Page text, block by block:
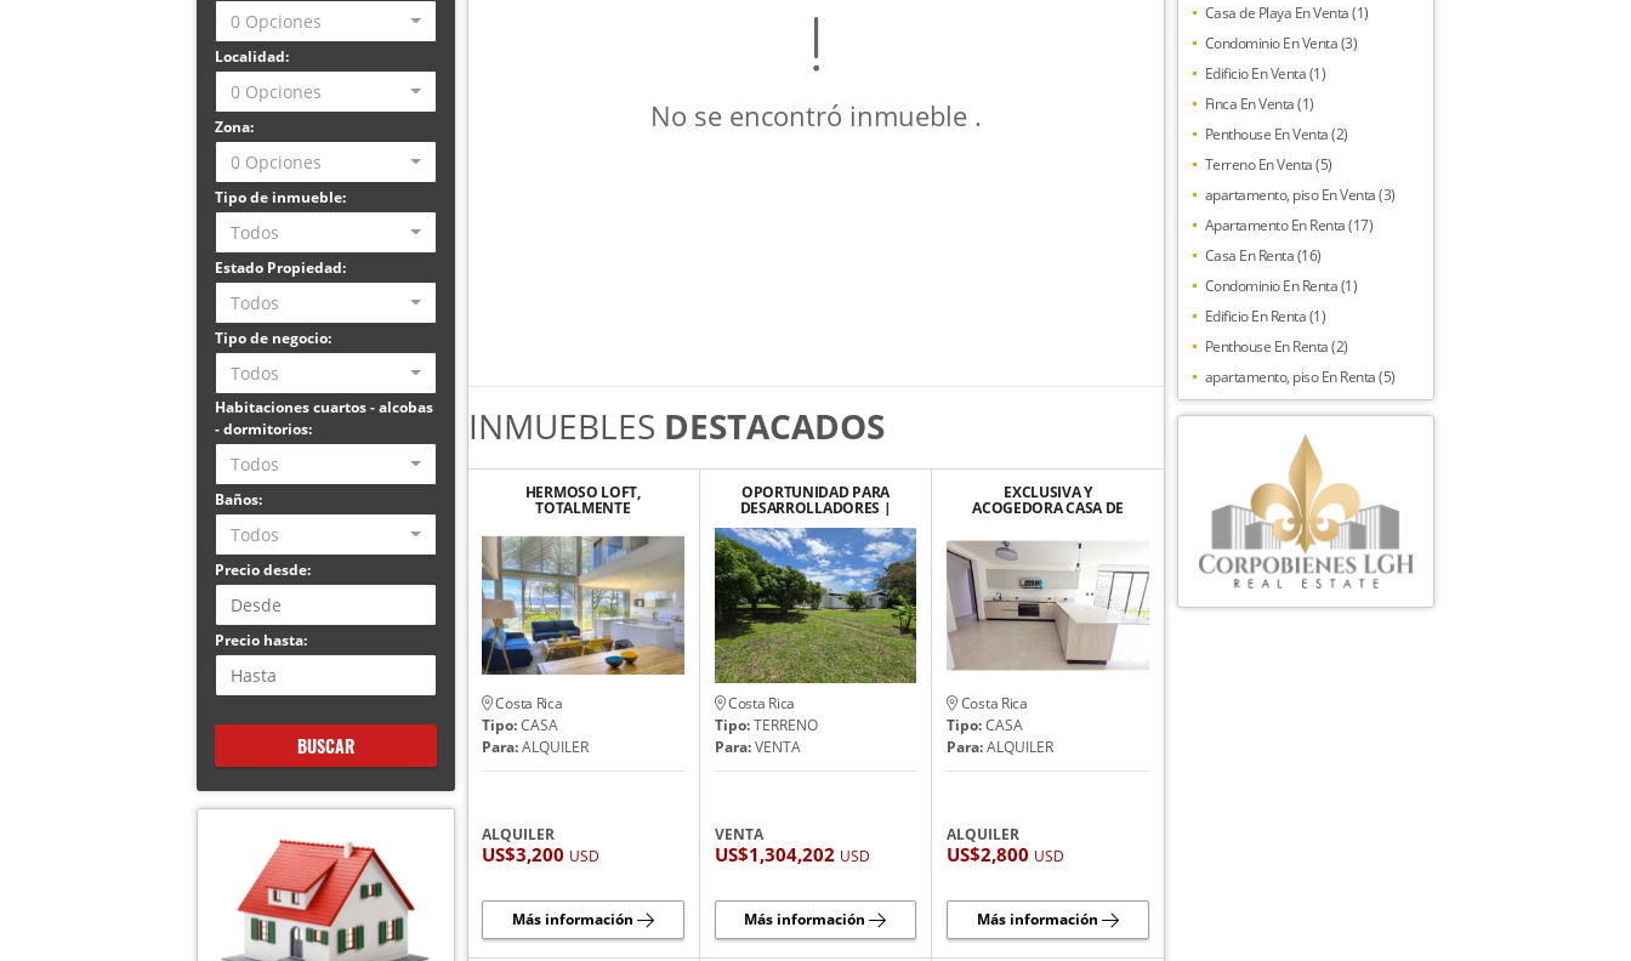
0 Opciones
Localidad:
0 Opciones
Zona:
0 Opciones
Tipo de inmueble:
Todos
Estado Propiedad:
Todos
Tipo de negocio:
Todos
Habitaciones cuartos - alcobas
- dormitorios:
Todos
Baños:
Todos
Precio desde:
Precio hasta:
BUSCAR
No se encontró inmueble .
INMUEBLES DESTACADOS
HERMOSO LOFT,
TOTALMENTE
EN SAN RAFAEL DE
ESCAZU
Costa Rica
Tipo:CASA
Para:ALQUILER
ALQUILER
US$3,200 USD
Más información
OPORTUNIDAD PARA
DESARROLLADORES |
LEGADO PRIME
Costa Rica
Tipo:TERRENO
Para:VENTA
VENTA
US$1,304,202 USD
Más información
EXCLUSIVA Y
ACOGEDORA CASA DE
LINDORA, SANTA ANA
Costa Rica
Tipo:CASA
Para:ALQUILER
ALQUILER
US$2,800 USD
Más información
Casa de Playa En Venta (1)
Condominio En Venta (3)
Edificio En Venta (1)
Finca En Venta (1)
Penthouse En Venta (2)
Terreno En Venta (5)
apartamento, piso En Venta (3)
Apartamento En Renta (17)
Casa En Renta (16)
Condominio En Renta (1)
Edificio En Renta (1)
Penthouse En Renta (2)
apartamento, piso En Renta (5)